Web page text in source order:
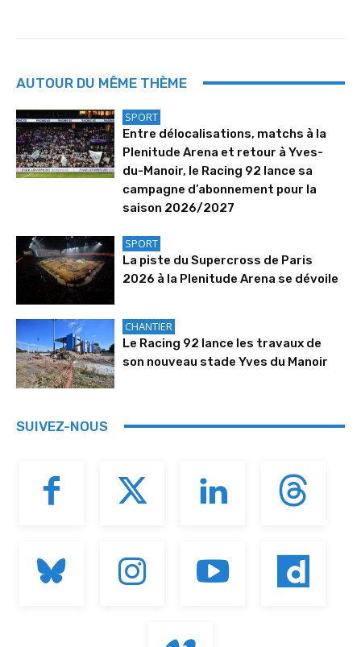
AUTOUR DU MÊME THÈME
SPORT
Entre délocalisations, matchs à la
Plenitude Arena et retour à Yves-
du-Manoir, le Racing 92 lance sa
campagne d’abonnement pour la
saison 2026/2027
SPORT
La piste du Supercross de Paris
2026 à la Plenitude Arena se dévoile
CHANTIER
Le Racing 92 lance les travaux de
son nouveau stade Yves du Manoir
SUIVEZ-NOUS